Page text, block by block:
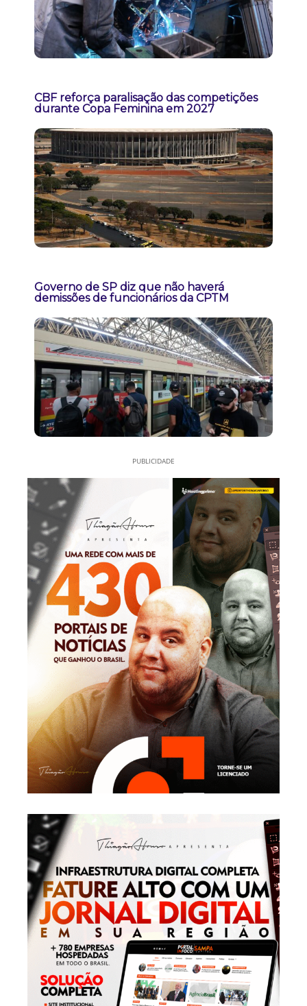
CBF reforça paralisação das competições
durante Copa Feminina em 2027
Governo de SP diz que não haverá
demissões de funcionários da CPTM
PUBLICIDADE